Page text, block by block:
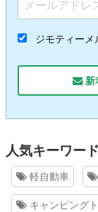
ジモティーメ
新
人気キーワード
軽自動車
キャンピング